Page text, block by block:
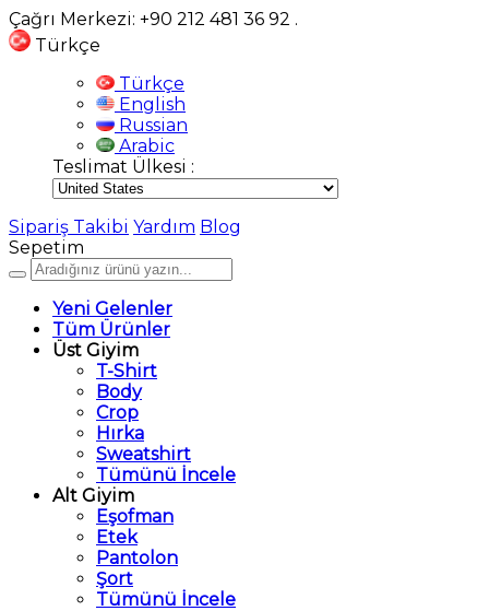
Çağrı Merkezi: +90 212 481 36 92 .
Türkçe
Türkçe
English
Russian
Arabic
Teslimat Ülkesi :
Sipariş Takibi Yardım Blog
Sepetim
Yeni Gelenler
Tüm Ürünler
Üst Giyim
T-Shirt
Body
Crop
Hırka
Sweatshirt
Tümünü İncele
Alt Giyim
Eşofman
Etek
Pantolon
Şort
Tümünü İncele